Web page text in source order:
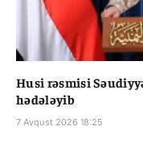
Husi rəsmisi
hədələyib
7 Avqust 2026 18:25